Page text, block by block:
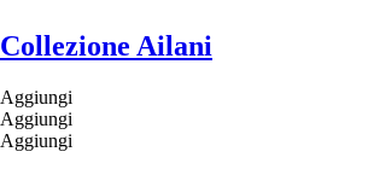
Collezione Ailani
Aggiungi
Aggiungi
Aggiungi